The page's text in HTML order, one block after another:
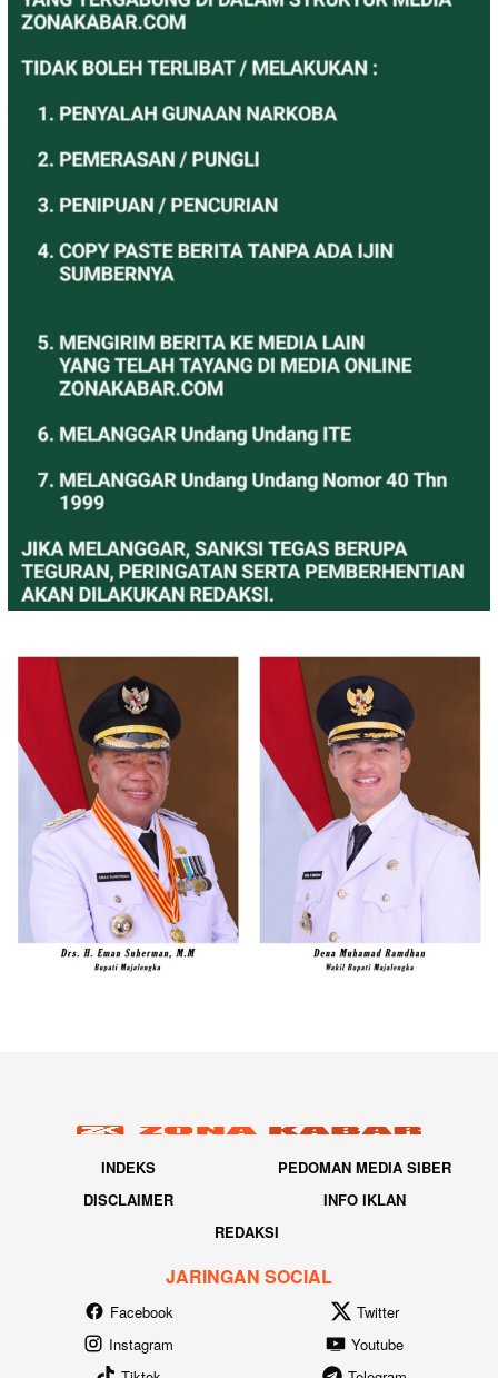
INDEKS
PEDOMAN MEDIA SIBER
DISCLAIMER
INFO IKLAN
REDAKSI
JARINGAN SOCIAL
Facebook
Twitter
Instagram
Youtube